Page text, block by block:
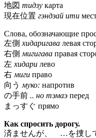
地図 тидзу карта
現在位置 гэндзай ити
Слова, обозначающие
左側 хидаригава левая
右側 мигигава правая
左 хидари лево
右 миги право
向う муко: напротив
の手前 .. но тэмаэ перед
まっすぐ прямо
Как спросить дорогу.
済ませんが、 …を捜して